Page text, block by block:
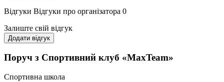
Відгуки Відгуки про організатора 0
Залиште свій відгук
Додати відгук
Поруч з Спортивний клуб «MaxTeam»
Спортивна школа